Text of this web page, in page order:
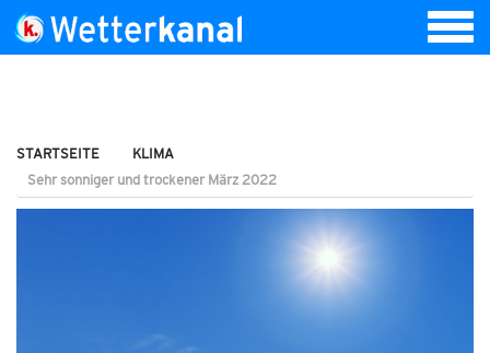
STARTSEITE
KLIMA
Sehr sonniger und trockener März 2022